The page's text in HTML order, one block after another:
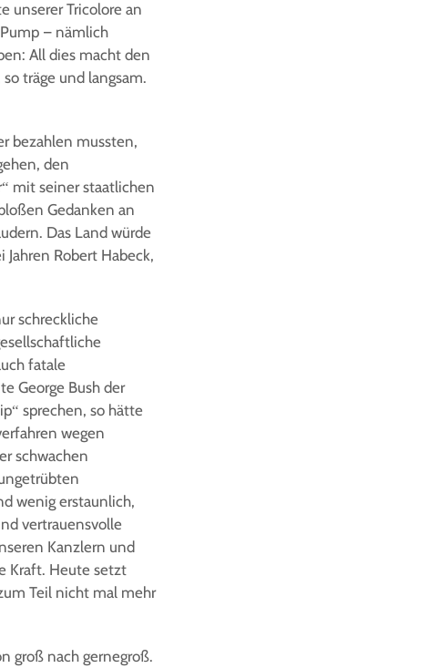
unserer Tricolore an
– nämlich
All dies macht den
träge und langsam.
bezahlen mussten,
den
mit seiner staatlichen
Gedanken an
Das Land würde
Robert Habeck,
schreckliche
fatale
George Bush der
sprechen, so hätte
wegen
schwachen
wenig erstaunlich,
vertrauensvolle
Kanzlern und
Kraft. Heute setzt
Teil nicht mal mehr
groß nach gernegroß.